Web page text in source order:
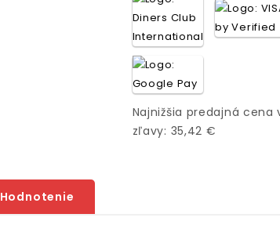
Najnižšia predajná
zľavy: 35,42 €
Hodnotenie